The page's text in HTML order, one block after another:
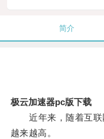
简介
极云加速器pc版下载
近年来，随着互联
越来越高。